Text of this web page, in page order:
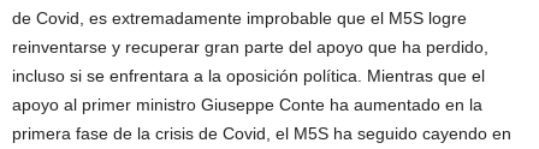
de Covid, es extremadamente improbable que el M5S logre
reinventarse y recuperar gran parte del apoyo que ha perdido,
incluso si se enfrentara a la oposición política. Mientras que el
apoyo al primer ministro Giuseppe Conte ha aumentado en la
primera fase de la crisis de Covid, el M5S ha seguido cayendo en